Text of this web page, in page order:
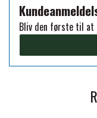
PREMIER
Bliv den første til at